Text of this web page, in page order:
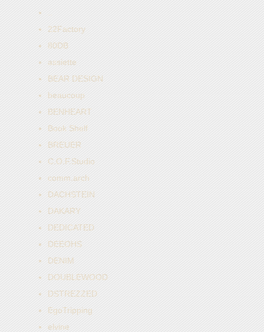
..
22Factory
80DB
assiette
BEAR DESIGN
beaucoup
BENHEART
Book Shelf
BREUER
C.O.F.Studio
comm.arch
DACHSTEIN
DAKARY
DEDICATED
DEEOHS
DENIM
DOUBLEWOOD
DSTREZZED
EgoTripping
elvine